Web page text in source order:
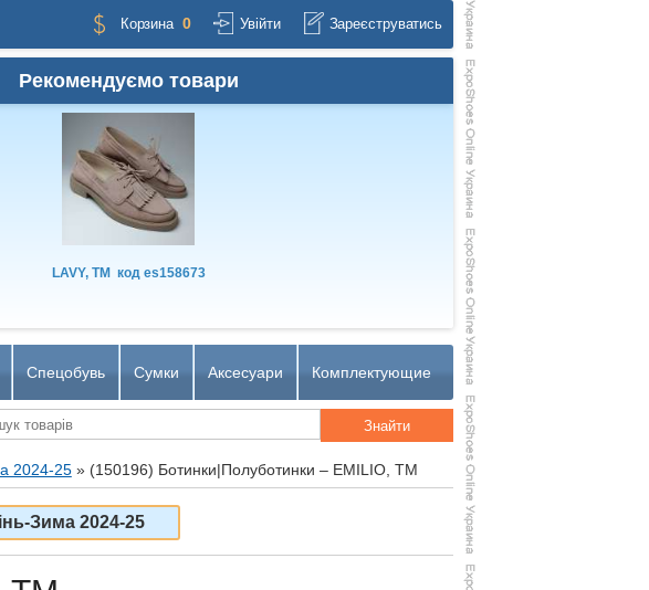
Корзина 0 Увійти Зареєструватись
Рекомендуємо товари
LAVY, TM кодes158673
Спецобувь Сумки Аксесуари Комплектующие
2024-25» (150196) Ботинки|Полуботинки – EMILIO, TM
Зима 2024-25